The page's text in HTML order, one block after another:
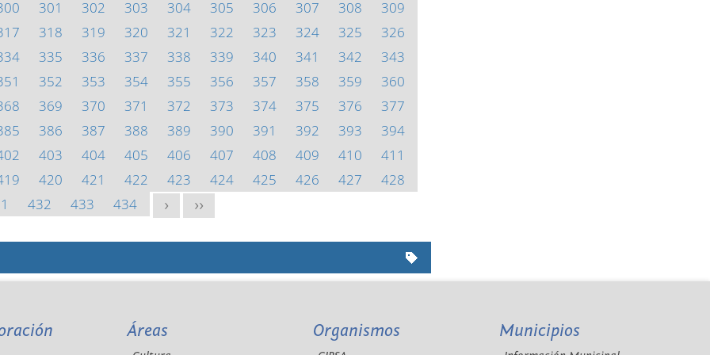
301 302 303 304 305 306 307 308
309
318 319 320 321 322 323 324 325
326
335 336 337 338 339 340 341 342
343
352 353 354 355 356 357 358 359
360
369 370 371 372 373 374 375 376
377
386 387 388 389 390 391 392 393
394
403 404 405 406 407 408 409 410
411
420 421 422 423 424 425 426 427
428
432 433 434 > >>
Áreas Organismos Municipios